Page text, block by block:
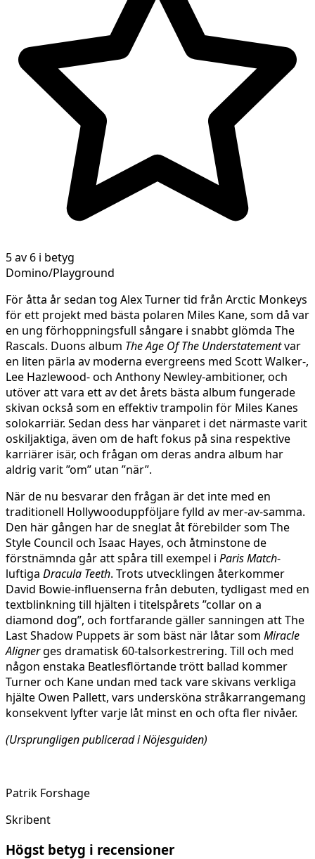
5 av 6 i betyg
Domino/Playground
För åtta år sedan tog Alex Turner tid från Arctic Monkeys
för ett projekt med bästa polaren Miles Kane, som då var
en ung förhoppningsfull sångare i snabbt glömda The
Rascals. Duons album The Age Of The Understatementvar
en liten pärla av moderna evergreens med Scott Walker-,
Lee Hazlewood- och Anthony Newley-ambitioner, och
utöver att vara ett av det årets bästa album fungerade
skivan också som en effektiv trampolin för Miles Kanes
solokarriär. Sedan dess har vänparet i det närmaste varit
oskiljaktiga, även om de haft fokus på sina respektive
karriärer isär, och frågan om deras andra album har
aldrig varit ”om” utan ”när”.
När de nu besvarar den frågan är det inte med en
traditionell Hollywooduppföljare fylld av mer-av-samma.
Den här gången har de sneglat åt förebilder som The
Style Council och Isaac Hayes, och åtminstone de
förstnämnda går att spåra till exempel i Paris Match-
luftiga Dracula Teeth. Trots utvecklingen återkommer
David Bowie-influenserna från debuten, tydligast med en
textblinkning till hjälten i titelspårets ”collar on a
diamond dog”, och fortfarande gäller sanningen att The
Last Shadow Puppets är som bäst när låtar som Miracle
Alignerges dramatisk 60-talsorkestrering. Till och med
någon enstaka Beatlesflörtande trött ballad kommer
Turner och Kane undan med tack vare skivans verkliga
hjälte Owen Pallett, vars undersköna stråkarrangemang
konsekvent lyfter varje låt minst en och ofta fler nivåer.
(Ursprungligen publicerad i Nöjesguiden)
Patrik Forshage
Skribent
Högst betyg i recensioner